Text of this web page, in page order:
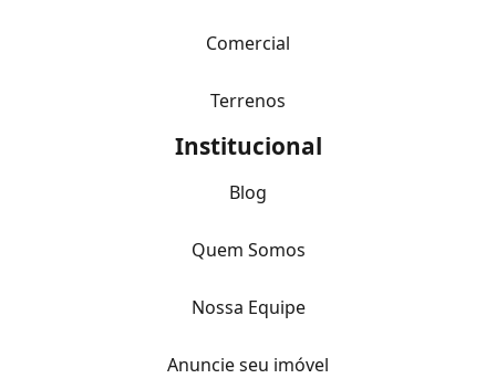
Comercial
Terrenos
Institucional
Blog
Quem Somos
Nossa Equipe
Anuncie seu imóvel